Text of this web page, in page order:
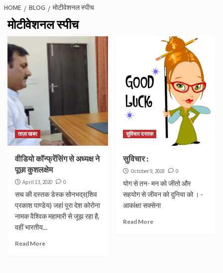
HOME BLOG मोटीवेशनल स्पीच
मोटीवेशनल स्पीच
ताज़ा खबर
वीडियो कॉन्फ्रेंसिंग से अध्यक्ष ने
पूछा कुशलक्षेम
April 13, 2020 0
सच की दस्तक डेस्क सोनभद्र(शिव
प्रकाश पाण्डेय) जहां पूरा देश कोरोना
नामक वैश्विक महामारी से जूझ रहा है,
वहीं भारतीय...
Read More
सुविचार दस्तक
सुविचार :
October 9, 2018 0
योग से तन- मन को जीतो और
सहयोग से जीवन को दुनिया को । -
आकांक्षा सक्सेना
Read More